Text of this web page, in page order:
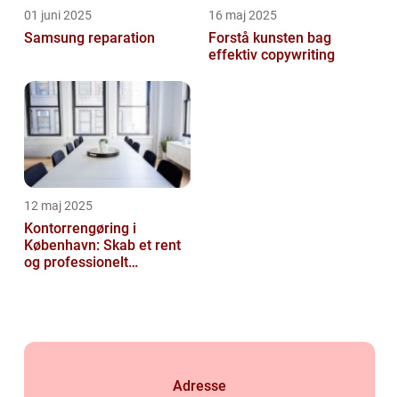
01 juni 2025
Samsung reparation
16 maj 2025
Forstå kunsten bag
effektiv copywriting
12 maj 2025
Kontorrengøring i
København: Skab et rent
og professionelt
Adresse